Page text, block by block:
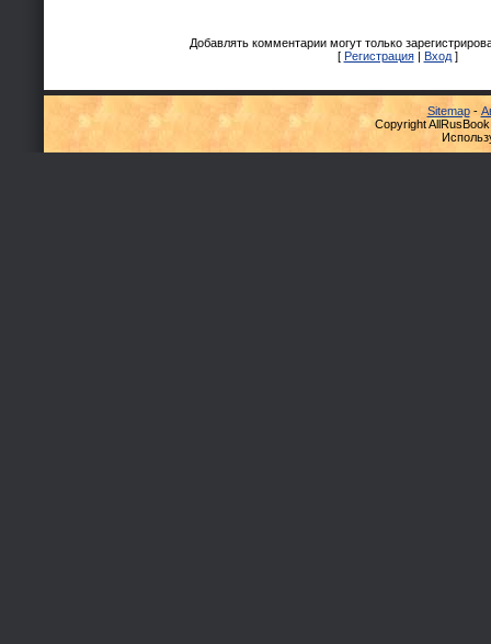
Добавлять комментарии могут только
[ Регистрация| Вход]
Sitemap-
Copyright